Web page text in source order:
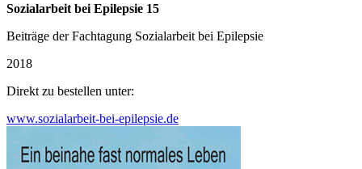
Sozialarbeit bei Epilepsie 15
Beiträge der Fachtagung Sozialarbeit bei Epilepsie
2018
Direkt zu bestellen unter:
www.sozialarbeit-bei-epilepsie.de